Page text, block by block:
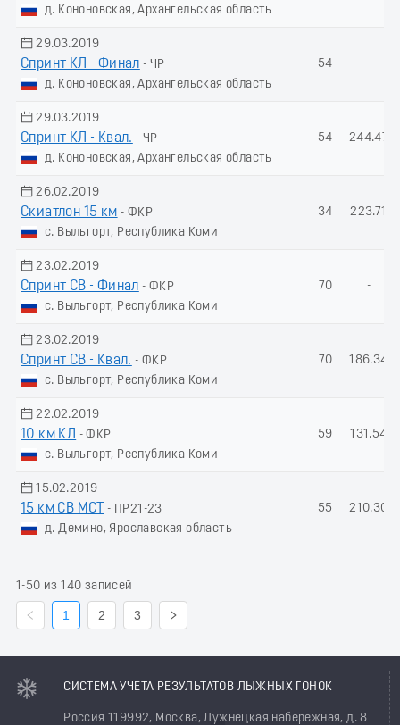
д. Кононовская, Архангельская область
29.03.2019
Спринт КЛ - Финал - ЧР
д. Кононовская, Архангельская область
54 -
29.03.2019
Спринт КЛ - Квал. - ЧР
д. Кононовская, Архангельская область
54 244.47
26.02.2019
Скиатлон 15 км - ФКР
с. Выльгорт, Республика Коми
34 223.71
23.02.2019
Спринт СВ - Финал - ФКР
с. Выльгорт, Республика Коми
70 -
23.02.2019
Спринт СВ - Квал. - ФКР
с. Выльгорт, Республика Коми
70 186.34
22.02.2019
10 км КЛ
- ФКР
с. Выльгорт, Республика Коми
59 131.54
15.02.2019
15 км СВ МСТ
- ПР21-23
д. Демино, Ярославская область
55 210.30
1-50 из 140 записей
1 2 3
СИСТЕМА УЧЕТА РЕЗУЛЬТАТОВ ЛЫЖНЫХ ГОНОК
Россия 119992, Москва, Лужнецкая набережная, д. 8